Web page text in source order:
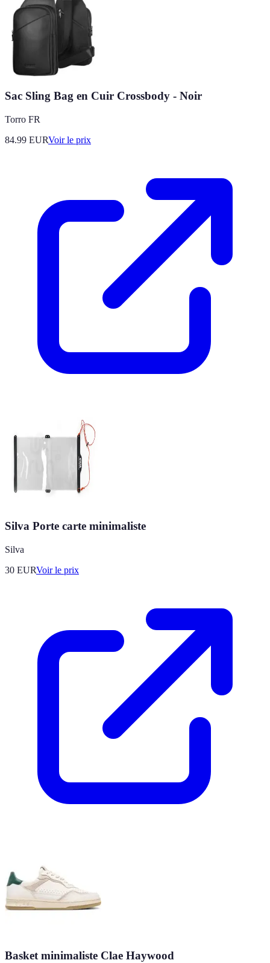
Sac Sling Bag en Cuir Crossbody - Noir
Torro FR
84.99 EURVoir le prix
Silva Porte carte minimaliste
Silva
30 EURVoir le prix
Basket minimaliste Clae Haywood